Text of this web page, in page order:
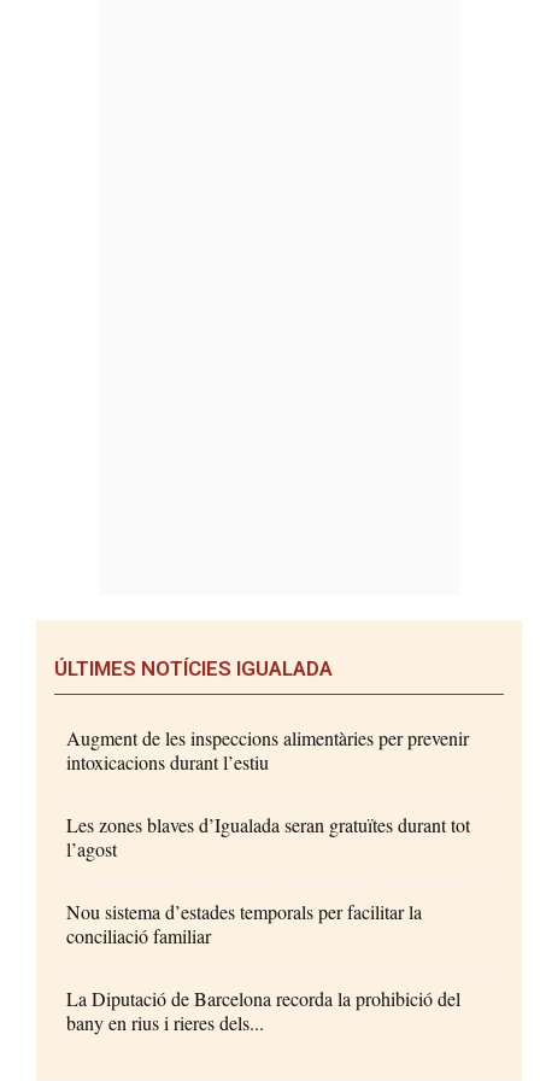
ÚLTIMES NOTÍCIES IGUALADA
Augment de les inspeccions alimentàries per prevenir
intoxicacions durant l’estiu
Les zones blaves d’Igualada seran gratuïtes durant tot
l’agost
Nou sistema d’estades temporals per facilitar la
conciliació familiar
La Diputació de Barcelona recorda la prohibició del
bany en rius i rieres dels...